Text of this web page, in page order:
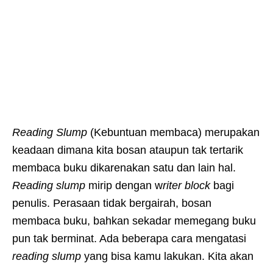
Reading Slump (Kebuntuan membaca) merupakan
keadaan dimana kita bosan ataupun tak tertarik
membaca buku dikarenakan satu dan lain hal.
Reading slump mirip dengan writer blockbagi
penulis. Perasaan tidak bergairah, bosan
membaca buku, bahkan sekadar memegang buku
pun tak berminat. Ada beberapa cara mengatasi
reading slump yang bisa kamu lakukan. Kita akan